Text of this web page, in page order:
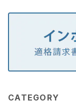
CATEGORY